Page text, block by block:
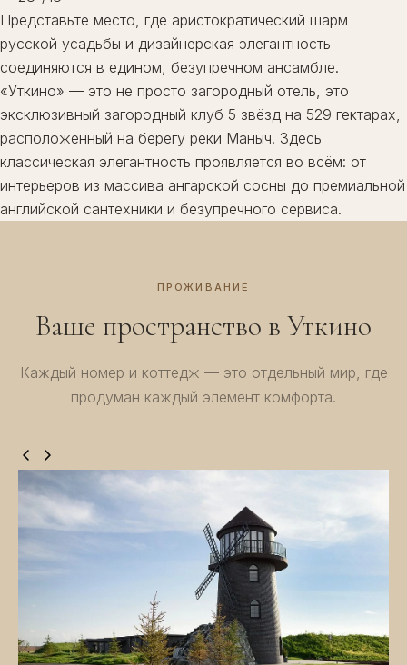
Представьте место, где аристократический шарм
русской усадьбы и дизайнерская элегантность
соединяются в едином, безупречном ансамбле.
«Уткино» — это не просто загородный отель, это
эксклюзивный загородный клуб 5 звёзд на 529 гектарах,
расположенный на берегу реки Маныч. Здесь
классическая элегантность проявляется во всём: от
интерьеров из массива ангарской сосны до премиальной
английской сантехники и безупречного сервиса.
ПРОЖИВАНИЕ
Ваше пространство в Уткино
Каждый номер и коттедж — это отдельный мир, где
продуман каждый элемент комфорта.